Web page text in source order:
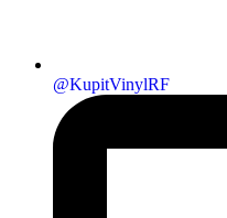
@KupitVinylRF